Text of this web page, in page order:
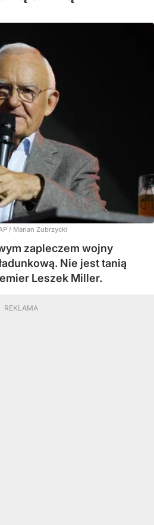
/ Marian Zubrzycki
zapleczem wojny
Nie jest tanią
Leszek Miller.